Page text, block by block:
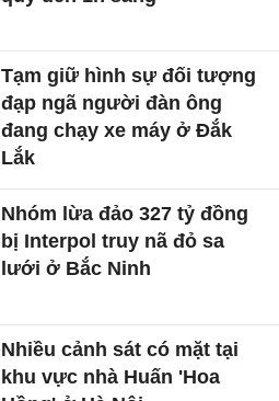
Tạm giữ hình sự đối tượng
đạp ngã người đàn ông
đang chạy xe máy ở Đắk
Lắk
Nhóm lừa đảo 327 tỷ đồng
bị Interpol truy nã đỏ sa
lưới ở Bắc Ninh
Nhiều cảnh sát có mặt tại
khu vực nhà Huấn 'Hoa